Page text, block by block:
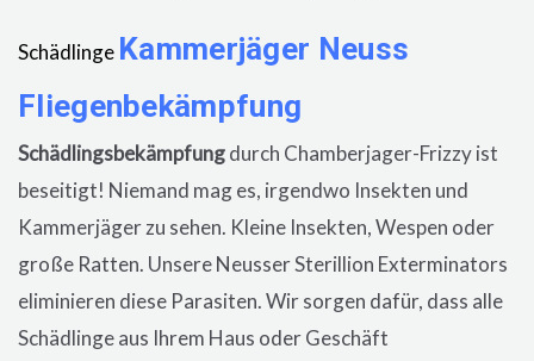
Schädlinge Kammerjäger Neuss
Fliegenbekämpfung
Schädlingsbekämpfungdurch Chamberjager-Frizzy ist
beseitigt! Niemand mag es, irgendwo Insekten und
Kammerjäger zu sehen. Kleine Insekten, Wespen oder
große Ratten. UnsereNeusserSterillion Exterminators
eliminieren diese Parasiten. Wir sorgen dafür, dass alle
Schädlinge aus Ihrem Haus oder Geschäft